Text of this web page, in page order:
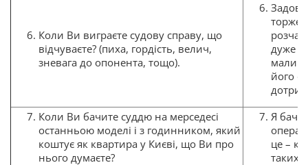
Коли Ви виграєте судову справу, що
відчуваєте? (пиха, гордість, велич,
зневага до опонента, тощо).
дуже
мали
його
Коли Ви бачите суддю на мерседесі
останньою моделі і з годинником, який
коштує як квартира у Києві, що Ви про
нього думаєте?
Я бачу
це –
таких